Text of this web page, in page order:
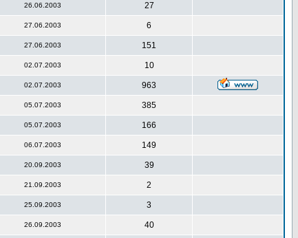
26.06.2003 27
27.06.2003 6
27.06.2003 151
02.07.2003 10
02.07.2003 963
05.07.2003 385
05.07.2003 166
06.07.2003 149
20.09.2003 39
21.09.2003 2
25.09.2003 3
26.09.2003 40